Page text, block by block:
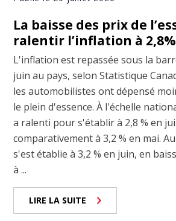
La baisse des prix de
ralentir l’inflation à
L'inflation est repassée sous la
juin au pays, selon Statistique
les automobilistes ont dépensé
le plein d'essence. À l'échelle
a ralenti pour s'établir à 2,8 % en
comparativement à 3,2 % en mai.
s'est établie à 3,2 % en juin, en
à ...
LIRE LA SUITE